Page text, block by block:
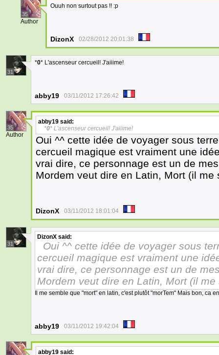
35
Author
Ouuh non surtout pas !! :p
DizonX 02/28/2012 20:01:38
31
*0* L'ascenseur cercueil! J'aiiime!
abby19 03/11/2012 17:26:42
35
Author
abby19 said:
*0* L'ascenseur cercueil! J'aiiime!
Oui ^^ cette idée de voyager sous
cercueil magique est vraiment une
vrai dire, ce personnage est un de
Mordem veut dire en Latin, Mort (il me
DizonX 03/11/2012 18:01:04
31
DizonX said:
Oui ^^ cette idée de voyager sous
cercueil magique est vraiment une
vrai dire, ce personnage est un de
Mordem veut dire en Latin, Mort (il me
Il me semble que "mort" en latin, c'est plutôt "morTem" Mais bon, ca
abby19 03/11/2012 19:42:04
abby19 said: